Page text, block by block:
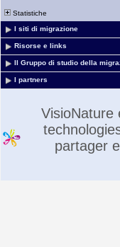
Statistiche
I siti di migrazione
Risorse e links
Il Gruppo di studio della
I partners
VisioNature
partager